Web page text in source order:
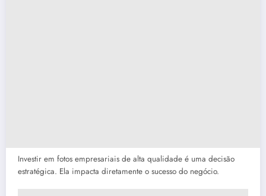
Investir em fotos empresariais de alta qualidade é uma decisão
estratégica. Ela impacta diretamente o sucesso do negócio.